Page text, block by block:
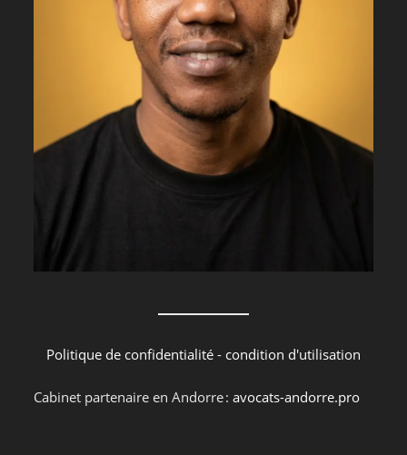
Politique de confidentialité - condition d'utilisation
Cabinet partenaire en Andorre :avocats-andorre.pro